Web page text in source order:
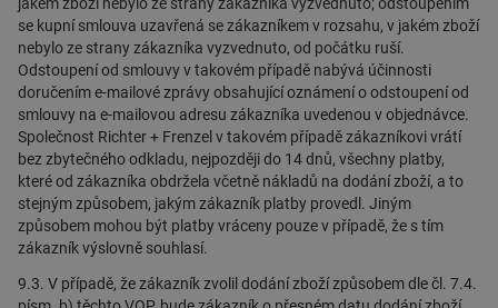
se kupní smlouva uzavřená se zákazníkem v rozsahu, v jakém zboží
nebylo ze strany zákazníka vyzvednuto, od počátku ruší.
Odstoupení od smlouvy v takovém případě nabývá účinnosti
doručením e-mailové zprávy obsahující oznámení o odstoupení od
smlouvy na e-mailovou adresu zákazníka uvedenou v objednávce.
Společnost Richter + Frenzel v takovém případě zákazníkovi vrátí
bez zbytečného odkladu, nejpozději do 14 dnů, všechny platby,
které od zákazníka obdržela včetně nákladů na dodání zboží, a to
stejným způsobem, jakým zákazník platby provedl. Jiným
způsobem mohou být platby vráceny pouze v případě, že s tím
zákazník výslovně souhlasí.
9.3. V případě, že zákazník zvolil dodání zboží způsobem dle čl. 7.4.